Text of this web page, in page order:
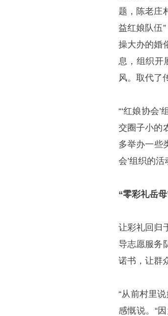
题，陈老庄
益红娘队伍
操大办的婚
息，组织开
风。取代了
“‘红娘协会
交圈子小的
多举办一些
会’组织的
“零彩礼岳
让彩礼回归
导志愿服务
诺书，让群
“从前村里
感慨说。“